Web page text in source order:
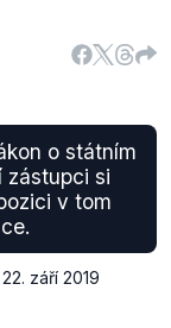
o státním
zástupci si
v tom
22. září 2019